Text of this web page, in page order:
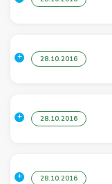
28.10.2016
28.10.2016
28.10.2016